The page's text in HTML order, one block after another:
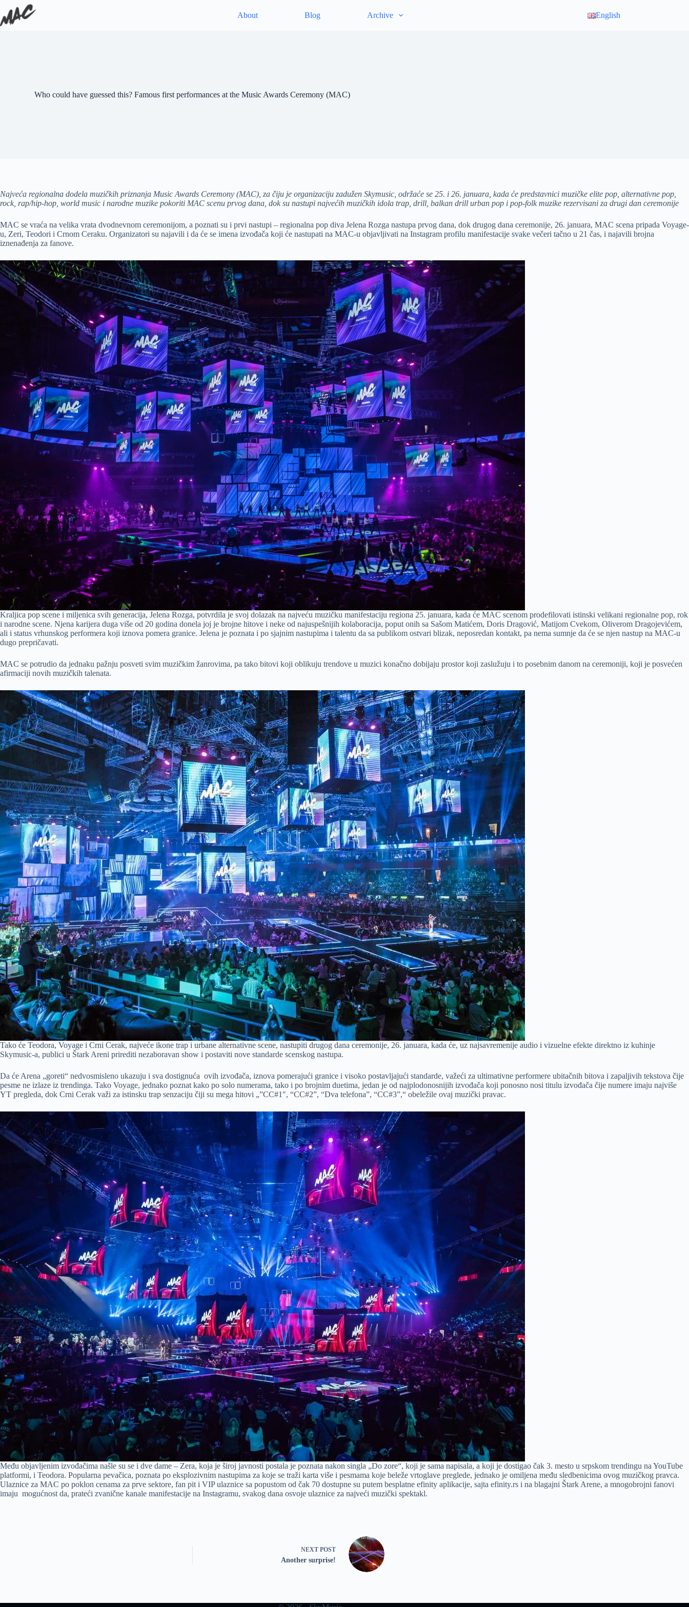
About Blog Archive English
Who could have guessed this? Famous first performances at the Music Awards Ceremony (MAC)
Najveća regionalna dodela muzičkih priznanja Music Awards Ceremony (MAC), za čiju je organizaciju zadužen Skymusic, održaće se 25. i 26. januara, kada će predstavnici muzičke elite pop, alternativne pop,
rock, rap/hip-hop, world music i narodne muzike pokoriti MAC scenu prvog dana, dok su nastupi najvećih muzičkih idola trap, drill, balkan drill urban pop i pop-folk muzike rezervisani za drugi dan ceremonije
MAC se vraća na velika vrata dvodnevnom ceremonijom, a poznati su i prvi nastupi – regionalna pop diva Jelena Rozga nastupa prvog dana, dok drugog dana ceremonije, 26. januara, MAC scena pripada Voyage-
u, Zeri, Teodori i Crnom Ceraku. Organizatori su najavili i da će se imena izvođača koji će nastupati na MAC-u objavljivati na Instagram profilu manifestacije svake večeri tačno u 21 čas, i najavili brojna
iznenađenja za fanove.
Kraljica pop scene i miljenica svih generacija, Jelena Rozga, potvrdila je svoj dolazak na najveću muzičku manifestaciju regiona 25. januara, kada će MAC scenom prodefilovati istinski velikani regionalne pop, rok
i narodne scene. Njena karijera duga više od 20 godina donela joj je brojne hitove i neke od najuspešnijih kolaboracija, poput onih sa Sašom Matićem, Doris Dragović, Matijom Cvekom, Oliverom Dragojevićem,
ali i status vrhunskog performera koji iznova pomera granice. Jelena je poznata i po sjajnim nastupima i talentu da sa publikom ostvari blizak, neposredan kontakt, pa nema sumnje da će se njen nastup na MAC-u
dugo prepričavati.
MAC se potrudio da jednaku pažnju posveti svim muzičkim žanrovima, pa tako bitovi koji oblikuju trendove u muzici konačno dobijaju prostor koji zaslužuju i to posebnim danom na ceremoniji, koji je posvećen
afirmaciji novih muzičkih talenata.
Tako će Teodora, Voyage i Crni Cerak, najveće ikone trap i urbane alternativne scene, nastupiti drugog dana ceremonije, 26. januara, kada će, uz najsavremenije audio i vizuelne efekte direktno iz kuhinje
Skymusic-a, publici u Štark Areni prirediti nezaboravan show i postaviti nove standarde scenskog nastupa.
Da će Arena „goreti“ nedvosmisleno ukazuju i sva dostignuća ovih izvođača, iznova pomerajući granice i visoko postavljajući standarde, važeći za ultimativne performere ubitačnih bitova i zapaljivih tekstova čije
pesme ne izlaze iz trendinga. Tako Voyage, jednako poznat kako po solo numerama, tako i po brojnim duetima, jedan je od najplodonosnijih izvođača koji ponosno nosi titulu izvođača čije numere imaju najviše
YT pregleda, dok Crni Cerak važi za istinsku trap senzaciju čiji su mega hitovi „”CC#1″, “CC#2”, “Dva telefona”, “CC#3”,“ obeležile ovaj muzički pravac.
Među objavljenim izvođačima našle su se i dve dame – Zera, koja je široj javnosti postala je poznata nakon singla „Do zore“, koji je sama napisala, a koji je dostigao čak 3. mesto u srpskom trendingu na YouTube
platformi, i Teodora. Popularna pevačica, poznata po eksplozivnim nastupima za koje se traži karta više i pesmama koje beleže vrtoglave preglede, jednako je omiljena među sledbenicima ovog muzičkog pravca.
Ulaznice za MAC po poklon cenama za prve sektore, fan pit i VIP ulaznice sa popustom od čak 70 dostupne su putem besplatne efinity aplikacije, sajta efinity.rs i na blagajni Štark Arene, a mnogobrojni fanovi
imaju mogućnost da, prateći zvanične kanale manifestacije na Instagramu, svakog dana osvoje ulaznice za najveći muzički spektakl.
NEXT POST
Another surprise!